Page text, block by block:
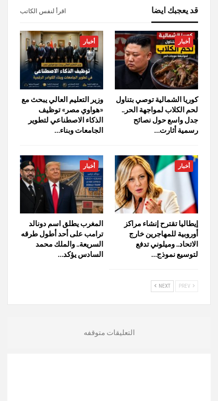
قد يعجبك ايضا اقرأ لنفس الكاتب
أخبار
كوريا الشمالية توصي بتناول
لحم الكلاب لمواجهة الحر..
جدل واسع حول نصائح
رسمية أثارت…
أخبار
وزير التعليم العالي يبحث مع
«هواوي مصر» توظيف
الذكاء الاصطناعي لتطوير
الجامعات وبناء…
أخبار
إيطاليا تقترح إنشاء مراكز
أوروبية للمهاجرين خارج
الاتحاد.. وميلوني تدفع
لتوسيع نموذج…
أخبار
المغرب يطلق اسم دونالد
ترامب على أحد أطول طرقه
السريعة.. والملك محمد
السادس يؤكد…
NEXT
التعليقات متوقفه